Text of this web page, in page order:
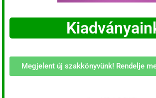
Megjelent új szakkönyvünk! Rendelje